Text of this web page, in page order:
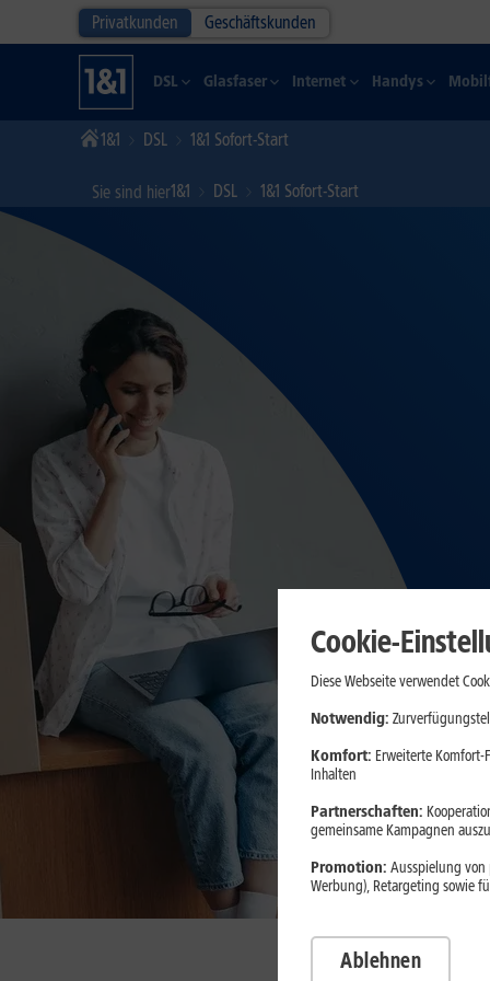
Privatkunden Geschäftskunden
DSL Glasfaser Internet Handys
1&1 DSL 1&1 Sofort-Start
Sie sind hier1&1 DSL 1&1 Sofort-Start
Cookie-
Diese Webseite verwendet
Notwendig:
Komfort: Erweiterte
Inhalten
Partnerschaften:
gemeinsame Kampagnen
Promotion: Ausspielung von
Werbung), Retargeting sowie
Ablehnen